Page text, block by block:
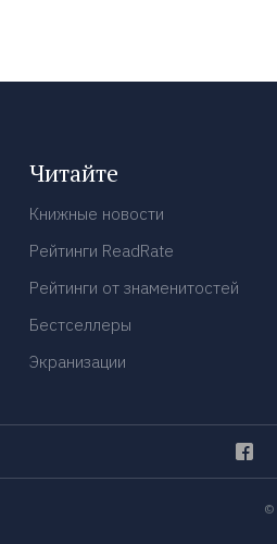
Читайте
Книжные новости
Рейтинги ReadRate
Рейтинги от знаменитостей
Бестселлеры
Экранизации
©